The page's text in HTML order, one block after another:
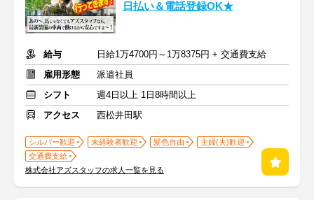
日払い＆電話登録OK★
給与
日給1万4700円～1万8375円 + 交通費支給
雇用形態
派遣社員
シフト
週4日以上 1日8時間以上
アクセス
西松井田駅
シルバー歓迎 未経験者歓迎 髪色自由
主婦(夫)歓迎
交通費支給
株式会社アズスタッフの求人一覧を見る